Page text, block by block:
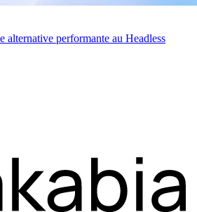
performante au Headless